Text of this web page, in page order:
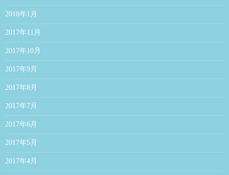
2018年1月
2017年11月
2017年10月
2017年9月
2017年8月
2017年7月
2017年6月
2017年5月
2017年4月